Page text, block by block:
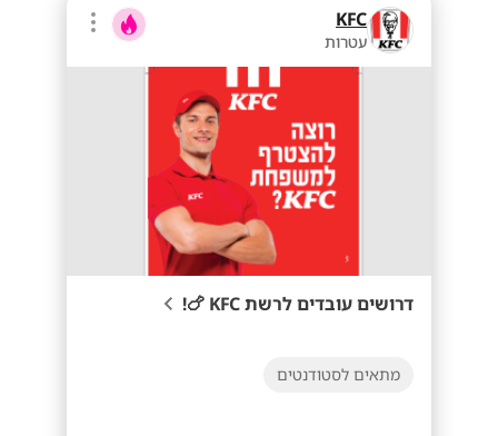
KFC
עטרות
דרושים עובדים לרשת KFC 🍗!
מתאים לסטודנטים